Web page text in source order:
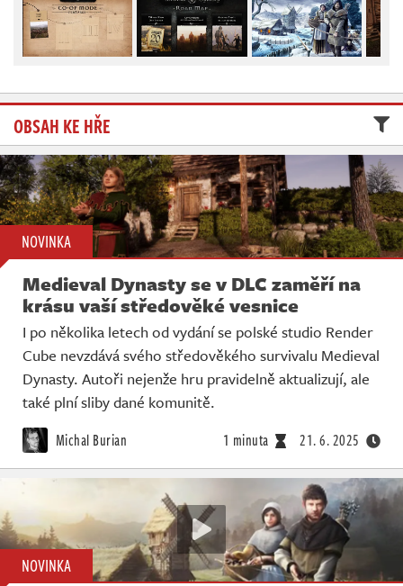
OBSAH KE HŘE
NOVINKA
Medieval Dynasty se v DLC zaměří na
krásu vaší středověké vesnice
I po několika letech od vydání se polské studio Render
Cube nevzdává svého středověkého survivalu Medieval
Dynasty. Autoři nejenže hru pravidelně aktualizují, ale
také plní sliby dané komunitě.
Michal Burian 1 minuta 21. 6. 2025
NOVINKA